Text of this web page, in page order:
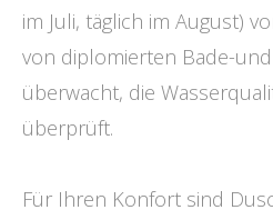
im Juli, täglich im August)
von diplomierten Bade-
überwacht, die
überprüft.
Für Ihren Konfort sind